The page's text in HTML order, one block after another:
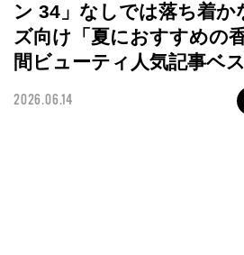
ン 34」なしでは落ち着か
ズ向け「夏におすすめの
間ビューティ人気記事ベス
2026.06.14